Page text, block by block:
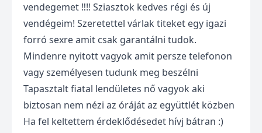
vendegemet ‼️‼️ Sziasztok kedves régi és új
vendégeim! Szeretettel várlak titeket egy igazi
forró sexre amit csak garantálni tudok.
Mindenre nyitott vagyok amit persze telefonon
vagy személyesen tudunk meg beszélni
Tapasztalt fiatal lendületes nő vagyok aki
biztosan nem nézi az óráját az együttlét közben
Ha fel keltettem érdeklődésedet hívj bátran :)